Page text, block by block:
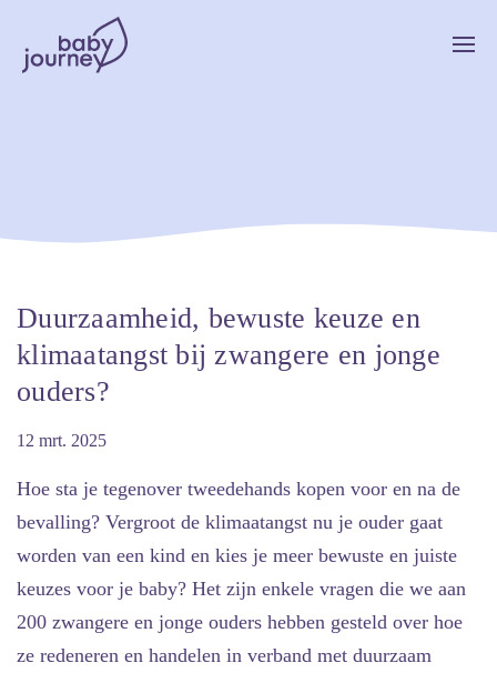
Duurzaamheid, bewuste keuze en
klimaatangst bij zwangere en jonge
ouders?
12 mrt. 2025
Hoe sta je tegenover tweedehands kopen voor en na de
bevalling? Vergroot de klimaatangst nu je ouder gaat
worden van een kind en kies je meer bewuste en juiste
keuzes voor je baby? Het zijn enkele vragen die we aan
200 zwangere en jonge ouders hebben gesteld over hoe
ze redeneren en handelen in verband met duurzaam